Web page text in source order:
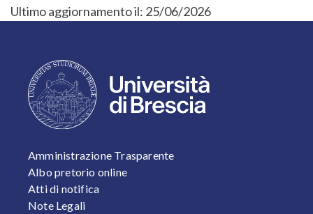
Ultimo aggiornamento il: 25/06/2026
FOOTER 1
Amministrazione Trasparente
Albo pretorio online
Atti di notifica
Note Legali